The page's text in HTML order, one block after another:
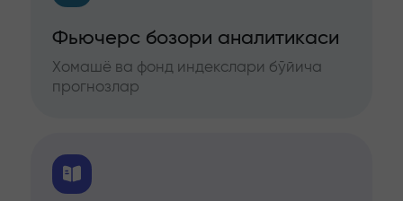
Фьючерс бозори аналитикаси
Хомашё ва фонд индекслари бўйича
прогнозлар